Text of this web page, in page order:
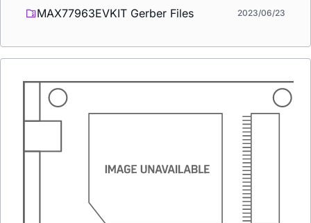
MAX77963EVKIT Gerber Files 2023/06/23